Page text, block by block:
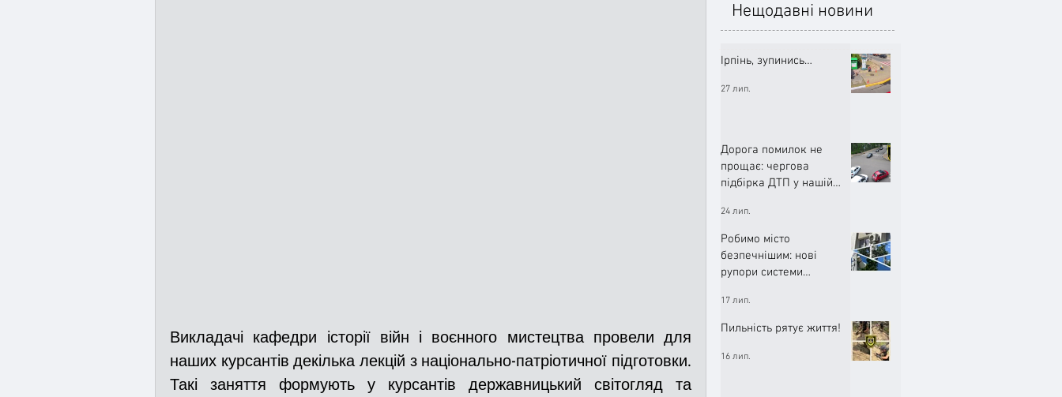
Викладачі кафедри історії війн і воєнного мистецтва провели для
наших курсантів декілька лекцій з національно-патріотичної підготовки.
Такі заняття формують у курсантів державницький світогляд та
Нещодавні новини
Ірпінь, зупинись…
27 лип.
Дорога помилок не
прощає: чергова
підбірка ДТП у нашій
24 лип.
Робимо місто
безпечнішим: нові
рупори системи
працюють!
17 лип.
Пильність рятує життя!
16 лип.